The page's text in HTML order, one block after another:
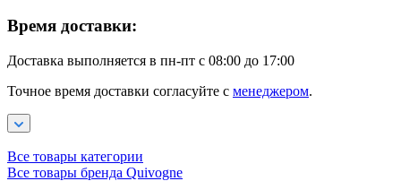
Время доставки:
Доставка выполняется в пн-пт с 08:00 до 17:00
Точное время доставки согласуйте с менеджером.
Все товары категории
Все товары бренда Quivogne